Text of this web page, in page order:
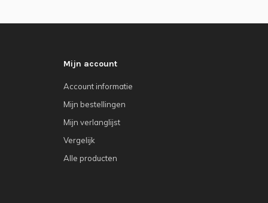
Mijn account
Account informatie
Mijn bestellingen
Mijn verlanglijst
Vergelijk
Alle producten